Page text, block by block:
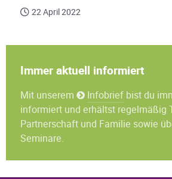
22 April 2022
Immer aktuell informiert
Mit unserem Infobrief bist du
informiert und erhältst regelmäßig
Partnerschaft und Familie sowie
Seminare.